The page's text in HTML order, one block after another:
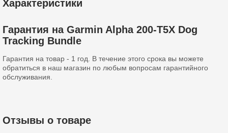
Характеристики
Гарантия на Garmin Alpha 200-T5X Dog
Tracking Bundle
Гарантия на товар - 1 год. В течение этого срока вы можете
обратиться в наш магазин по любым вопросам гарантийного
обслуживания.
Отзывы о товаре